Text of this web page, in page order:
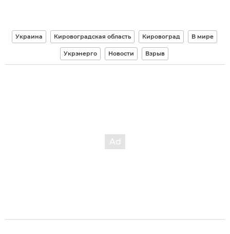
Украина Кировоградская область Кировоград В мире
Укрэнерго Новости Взрыв